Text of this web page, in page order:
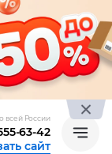
всей России
63-42
сайт